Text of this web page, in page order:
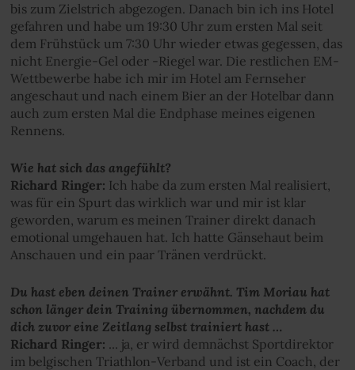
bis zum Zielstrich abgezogen. Danach bin ich ins Hotel
gefahren und habe um 19:30 Uhr zum ersten Mal seit
dem Frühstück um 7:30 Uhr wieder etwas gegessen, das
nicht Energie-Gel oder -Riegel war. Die restlichen EM-
Wettbewerbe habe ich mir im Hotel am Fernseher
angeschaut und nach einem Bier an der Hotelbar dann
auch zum ersten Mal die Endphase meines eigenen
Rennens.
Wie hat sich das angefühlt?
Richard Ringer: Ich habe da zum ersten Mal realisiert,
was für ein Spurt das wirklich war und mir ist klar
geworden, warum es meinen Trainer direkt danach
emotional umgehauen hat. Ich hatte Gänsehaut beim
Anschauen und ein paar Tränen verdrückt.
Du hast eben deinen Trainer erwähnt. Tim Moriau hat
schon länger dein Training übernommen, nachdem du
dich zuvor eine Zeitlang selbst trainiert hast …
Richard Ringer: ... ja, er wird demnächst Sportdirektor
im belgischen Triathlon-Verband und ist ein Coach, der